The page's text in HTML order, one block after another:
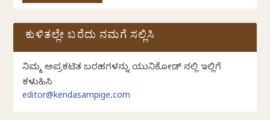
ಕುಳಿತಲ್ಲೇ ಬರೆದು ನಮಗೆ ಸಲ್ಲಿಸಿ
ನಿಮ್ಮ ಅಪ್ರಕಟಿತ ಬರಹಗಳನ್ನು ಯುನಿಕೋಡ್ ನಲ್ಲಿ ಇಲ್ಲಿಗೆ
ಕಳುಹಿಸಿ
editor@kendasampige.com